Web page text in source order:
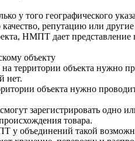
у того географического
репутацию или
НМПТ дает представление
объекту
на территории объекта нужно
нет.
объекта нужно
зарегистрировать
товара.
объединений такой